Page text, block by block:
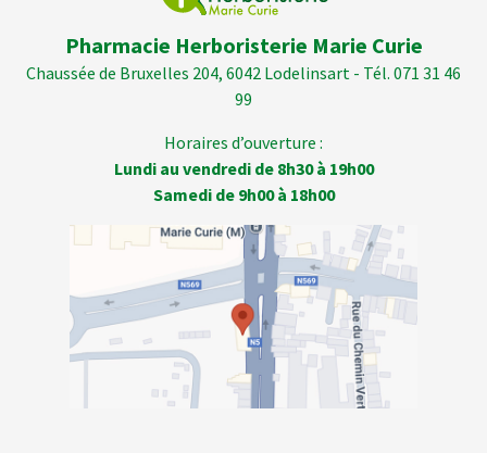
Pharmacie Herboristerie Marie Curie
Chaussée de Bruxelles 204, 6042 Lodelinsart - Tél. 071 31 46
99
Horaires d’ouverture :
Lundi au vendredi de 8h30 à 19h00
Samedi de 9h00 à 18h00